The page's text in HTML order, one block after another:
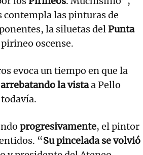
contempla las pinturas de
la siluetas delPunta
oscense.
evoca un tiempo en que la
arrebatando la vistaa Pello
progresivamente, el pintor
“Su pincelada se volvió